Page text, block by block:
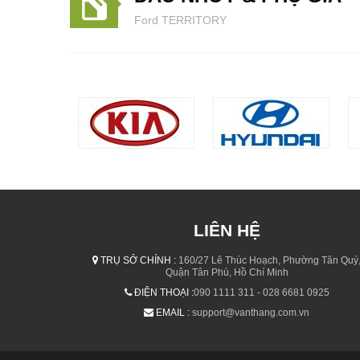
Ford TERRITORY
LIÊN HỆ
TRỤ SỞ CHÍNH : 160/27 Lê Thúc Hoạch, Phường Tân Quý,
Quận Tân Phú, Hồ Chí Minh
ĐIỆN THOẠI :090 1111 311 - 028 6681 0925
EMAIL : support@vanthang.com.vn